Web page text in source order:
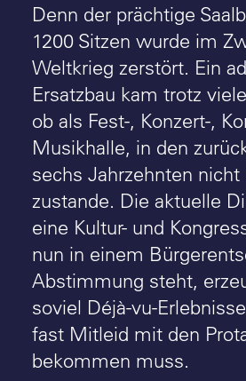
Denn der prächtige
1200 Sitzen wurde im
Weltkrieg zerstört. Ein
Ersatzbau kam trotz
ob als Fest-, Konzert-,
Musikhalle, in den
sechs Jahrzehnten
zustande. Die aktuelle
eine Kultur- und
nun in einem
Abstimmung steht,
soviel Déjà-vu-
fast Mitleid mit den
bekommen muss.